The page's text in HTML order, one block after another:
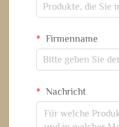
Firmenname
Nachricht